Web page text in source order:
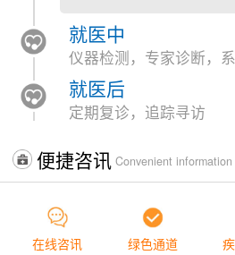
就医中
仪器检测，专家诊断，
就医后
定期复诊，追踪寻访
便捷咨讯 Convenient information
在线咨讯 绿色通道